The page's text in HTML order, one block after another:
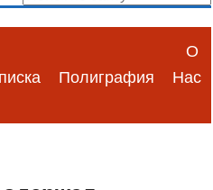
Полиграфия
О
Нас